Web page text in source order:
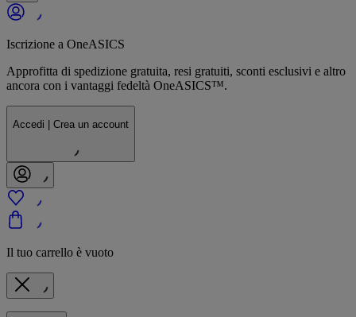
Iscrizione a OneASICS
Approfitta di spedizione gratuita, resi gratuiti, sconti esclusivi e altro
ancora con i vantaggi fedeltà OneASICS™.
Accedi | Crea un account
Il tuo carrello è vuoto